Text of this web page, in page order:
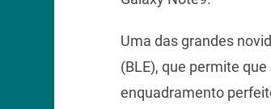
Uma das grandes
(BLE), que permite
enquadramento